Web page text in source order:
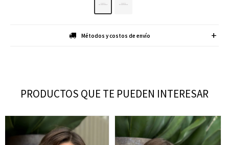
Métodos y costos de envío
PRODUCTOS QUE TE PUEDEN INTERESAR